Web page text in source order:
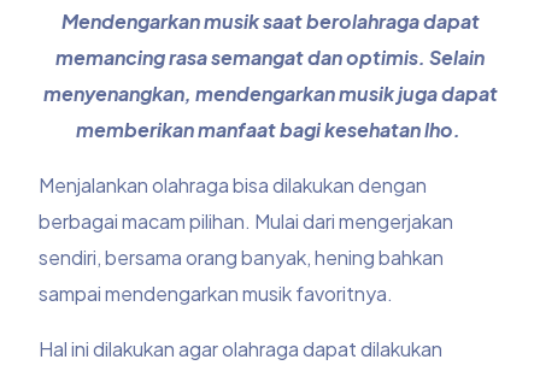
Mendengarkan musik saat berolahraga dapat
memancing rasa semangat dan optimis. Selain
menyenangkan, mendengarkan musik juga dapat
memberikan manfaat bagi kesehatan lho.
Menjalankan olahraga bisa dilakukan dengan
berbagai macam pilihan. Mulai dari mengerjakan
sendiri, bersama orang banyak, hening bahkan
sampai mendengarkan musik favoritnya.
Hal ini dilakukan agar olahraga dapat dilakukan